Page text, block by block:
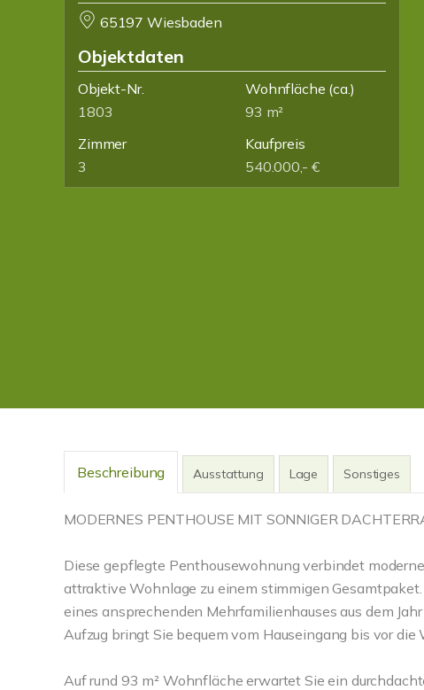
65197 Wiesbaden
Objektdaten
Objekt-Nr.
1803
Wohnfläche (ca.)
93 m²
Zimmer
3
Kaufpreis
540.000,- €
Beschreibung Ausstattung Lage Sonstiges
MODERNES PENTHOUSE MIT SONNIGER
Diese gepflegte Penthousewohnung verbindet
attraktive Wohnlage zu einem stimmigen
eines ansprechenden Mehrfamilienhauses aus dem
Aufzug bringt Sie bequem vom Hauseingang bis vor die
Auf rund 93 m² Wohnfläche erwartet Sie ein